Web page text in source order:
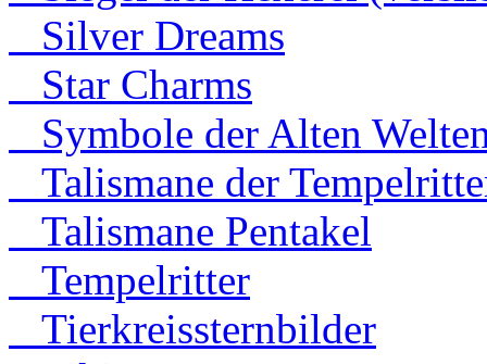
Silver Dreams
Star Charms
Symbole der Alten
Talismane der
Talismane Pentakel
Tempelritter
Tierkreissternbilder